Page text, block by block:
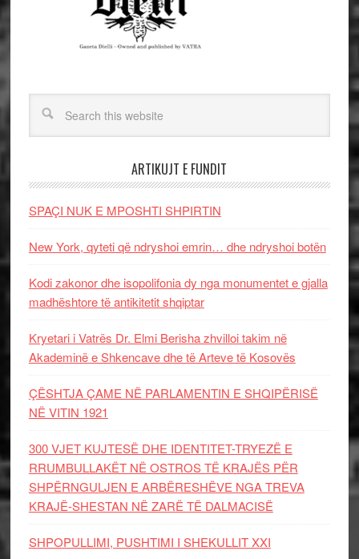
ARTIKUJT E FUNDIT
SPAÇI NUK E MPOSHTI SHPIRTIN
New York, qyteti që ndryshoi emrin… dhe ndryshoi botën
Kodi zakonor dhe isopolifonia dy nga monumentet e gjalla
madhështore të antikitetit shqiptar
Kryetari i Vatrës Dr. Elmi Berisha zhvilloi takim në
Akademinë e Shkencave dhe të Arteve të Kosovës
ÇËSHTJA ÇAME NË PARLAMENTIN E SHQIPËRISË
NË VITIN 1921
300 VJET KUJTESË DHE IDENTITET-TRYEZË E
RRUMBULLAKËT NË OSTROS TË KRAJËS PËR
SHPËRNGULJEN E ARBËRESHËVE NGA TREVA
KRAJË-SHESTAN NË ZARË TË DALMACISË
SHPOPULLIMI, PUSHTIMI I SHEKULLIT XXI